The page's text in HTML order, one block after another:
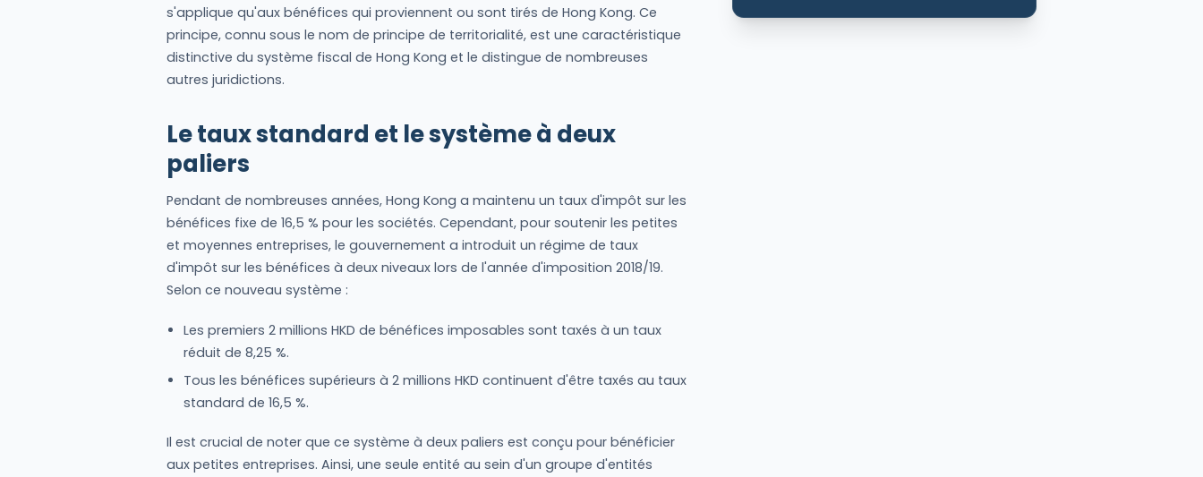
s'applique qu'aux bénéfices qui proviennent ou sont tirés de Hong Kong. Ce
principe, connu sous le nom de principe de territorialité, est une caractéristique
distinctive du système fiscal de Hong Kong et le distingue de nombreuses
autres juridictions.
Le taux standard et le système à deux
paliers
Pendant de nombreuses années, Hong Kong a maintenu un taux d'impôt sur les
bénéfices fixe de 16,5 % pour les sociétés. Cependant, pour soutenir les petites
et moyennes entreprises, le gouvernement a introduit un régime de taux
d'impôt sur les bénéfices à deux niveaux lors de l'année d'imposition 2018/19.
Selon ce nouveau système :
Les premiers 2 millions HKD de bénéfices imposables sont taxés à un taux
réduit de 8,25 %.
Tous les bénéfices supérieurs à 2 millions HKD continuent d'être taxés au taux
standard de 16,5 %.
Il est crucial de noter que ce système à deux paliers est conçu pour bénéficier
aux petites entreprises. Ainsi, une seule entité au sein d'un groupe d'entités